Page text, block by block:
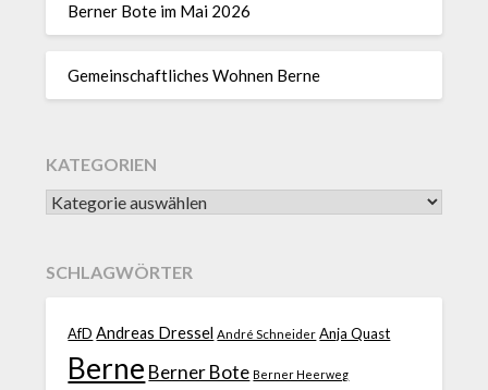
Berner Bote im Mai 2026
Gemeinschaftliches Wohnen Berne
KATEGORIEN
SCHLAGWÖRTER
AfD Andreas Dressel André Schneider Anja Quast
Berne Berner Bote Berner Heerweg